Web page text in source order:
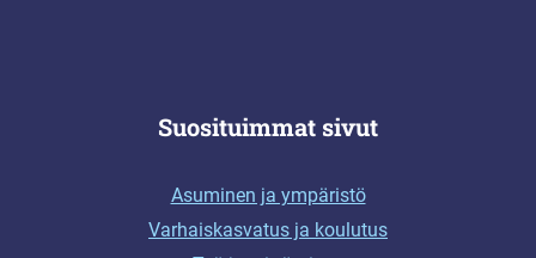
Suosituimmat sivut
Asuminen ja ympäristö
Varhaiskasvatus ja koulutus